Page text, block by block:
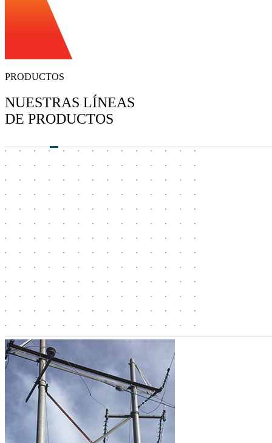
PRODUCTOS
NUESTRAS LÍNEAS
DE PRODUCTOS